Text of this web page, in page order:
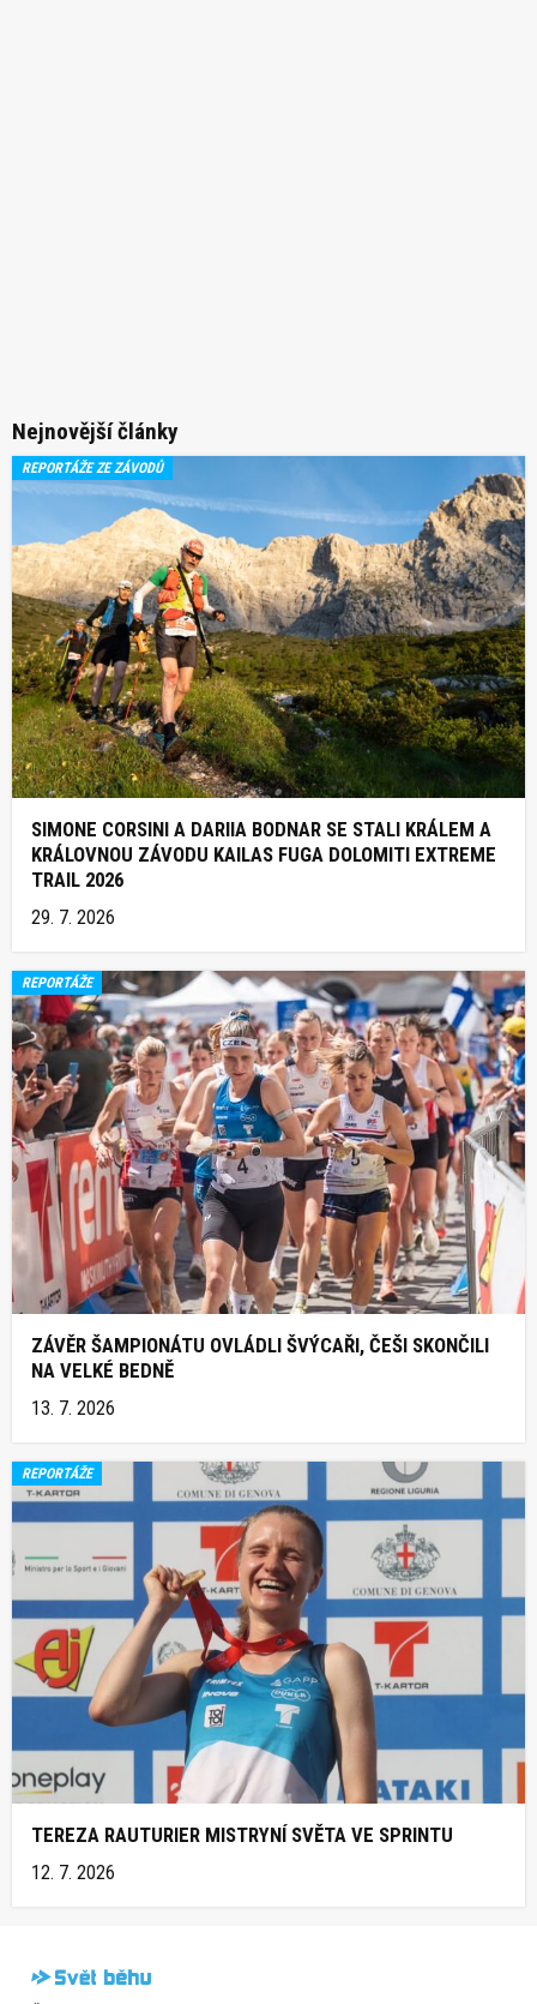
Nejnovější články
REPORTÁŽE ZE ZÁVODŮ
SIMONE CORSINI A DARIIA BODNAR SE STALI KRÁLEM A
KRÁLOVNOU ZÁVODU KAILAS FUGA DOLOMITI EXTREME
TRAIL 2026
29. 7. 2026
REPORTÁŽE
ZÁVĚR ŠAMPIONÁTU OVLÁDLI ŠVÝCAŘI, ČEŠI SKONČILI
NA VELKÉ BEDNĚ
13. 7. 2026
REPORTÁŽE
TEREZA RAUTURIER MISTRYNÍ SVĚTA VE SPRINTU
12. 7. 2026